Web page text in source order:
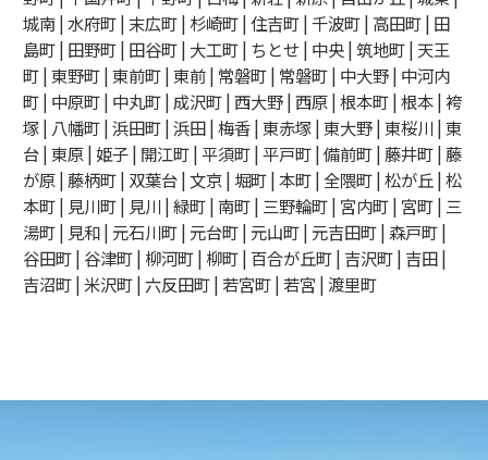
城南 | 水府町 | 末広町 | 杉崎町 | 住吉町 | 千波町 | 高田町 | 田
島町 | 田野町 | 田谷町 | 大工町 | ちとせ | 中央 | 筑地町 | 天王
町 | 東野町 | 東前町 | 東前 | 常磐町 | 常磐町 | 中大野 | 中河内
町 | 中原町 | 中丸町 | 成沢町 | 西大野 | 西原 | 根本町 | 根本 | 袴
塚 | 八幡町 | 浜田町 | 浜田 | 梅香 | 東赤塚 | 東大野 | 東桜川 | 東
台 | 東原 | 姫子 | 開江町 | 平須町 | 平戸町 | 備前町 | 藤井町 | 藤
が原 | 藤柄町 | 双葉台 | 文京 | 堀町 | 本町 | 全隈町 | 松が丘 | 松
本町 | 見川町 | 見川 | 緑町 | 南町 | 三野輪町 | 宮内町 | 宮町 | 三
湯町 | 見和 | 元石川町 | 元台町 | 元山町 | 元吉田町 | 森戸町 |
谷田町 | 谷津町 | 柳河町 | 柳町 | 百合が丘町 | 吉沢町 | 吉田 |
吉沼町 | 米沢町 | 六反田町 | 若宮町 | 若宮 | 渡里町